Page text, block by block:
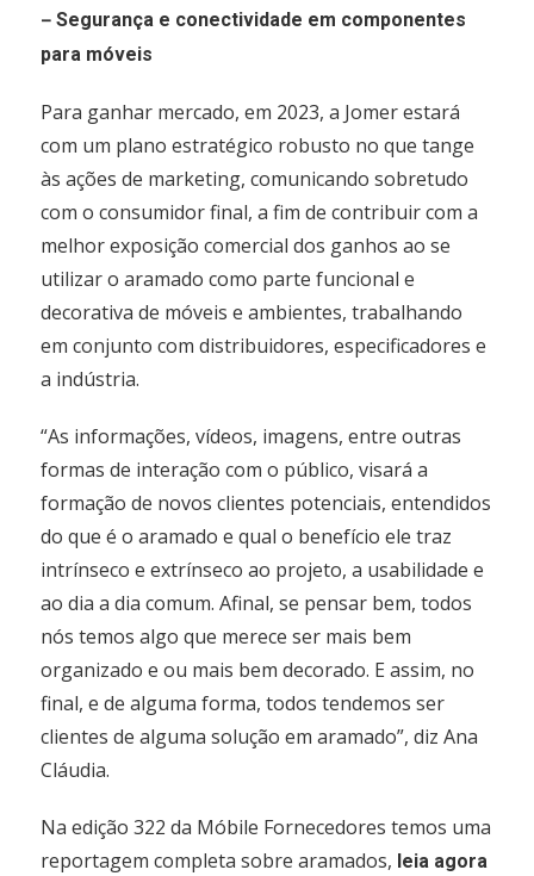
–Segurança e conectividade em componentes
para móveis
Para ganhar mercado, em 2023, a Jomer estará
com um plano estratégico robusto no que tange
às ações de marketing, comunicando sobretudo
com o consumidor final, a fim de contribuir com a
melhor exposição comercial dos ganhos ao se
utilizar o aramado como parte funcional e
decorativa de móveis e ambientes, trabalhando
em conjunto com distribuidores, especificadores e
a indústria.
“As informações, vídeos, imagens, entre outras
formas de interação com o público, visará a
formação de novos clientes potenciais, entendidos
do que é o aramado e qual o benefício ele traz
intrínseco e extrínseco ao projeto, a usabilidade e
ao dia a dia comum. Afinal, se pensar bem, todos
nós temos algo que merece ser mais bem
organizado e ou mais bem decorado. E assim, no
final, e de alguma forma, todos tendemos ser
clientes de alguma solução em aramado”, diz Ana
Cláudia.
Na edição 322 da Móbile Fornecedores temos uma
reportagem completa sobre aramados, leia agora